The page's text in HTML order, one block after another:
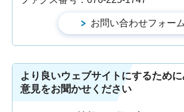
より良いウェブサイトにするため
意見をお聞かせください